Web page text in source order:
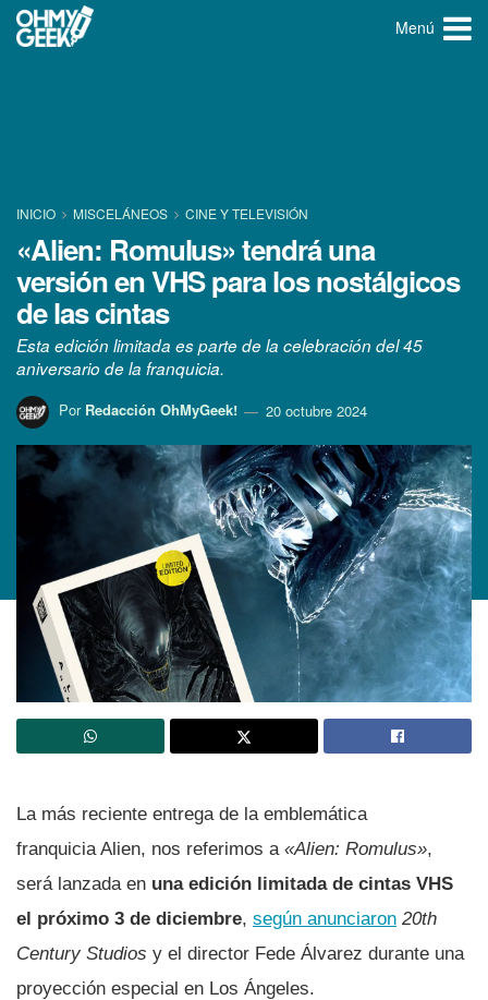
Menú
INICIO MISCELÁNEOS CINE Y TELEVISIÓN
«Alien: Romulus» tendrá una
versión en VHS para los nostálgicos
de las cintas
Esta edición limitada es parte de la celebración del 45
aniversario de la franquicia.
Por Redacción OhMyGeek! 20 octubre 2024
La más reciente entrega de la emblemática
franquicia Alien, nos referimos a «Alien: Romulus»,
será lanzada en una edición limitada de cintas VHS
el próximo 3 de diciembre, según anunciaron 20th
Century Studios y el director Fede Álvarez durante una
proyección especial en Los Ángeles.